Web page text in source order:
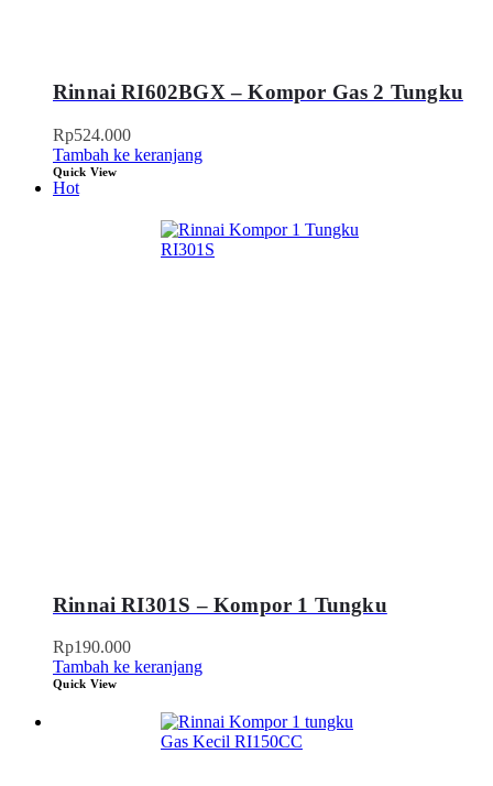
Rinnai RI602BGX – Kompor Gas 2 Tungku
Rp524.000
Tambah ke keranjang
Quick View
Hot
Rinnai RI301S – Kompor 1 Tungku
Rp190.000
Tambah ke keranjang
Quick View